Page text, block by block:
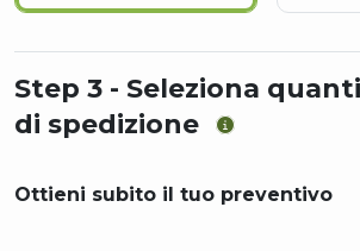
Step 3 - Seleziona
di spedizione
Ottieni subito il tuo preventivo